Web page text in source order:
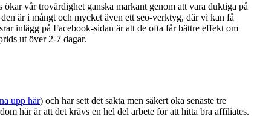
vår trovärdighet ganska markant genom att vara duktiga på
är i mångt och mycket även ett seo-verktyg, där vi kan få
inlägg på Facebook-sidan är att de ofta får bättre effekt om
ut över 2-7 dagar.
upp här) och har sett det sakta men säkert öka senaste tre
här är att det krävs en hel del arbete för att hitta bra affiliates.